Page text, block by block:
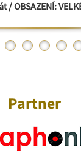
/ OBSAZENÍ:
Partner